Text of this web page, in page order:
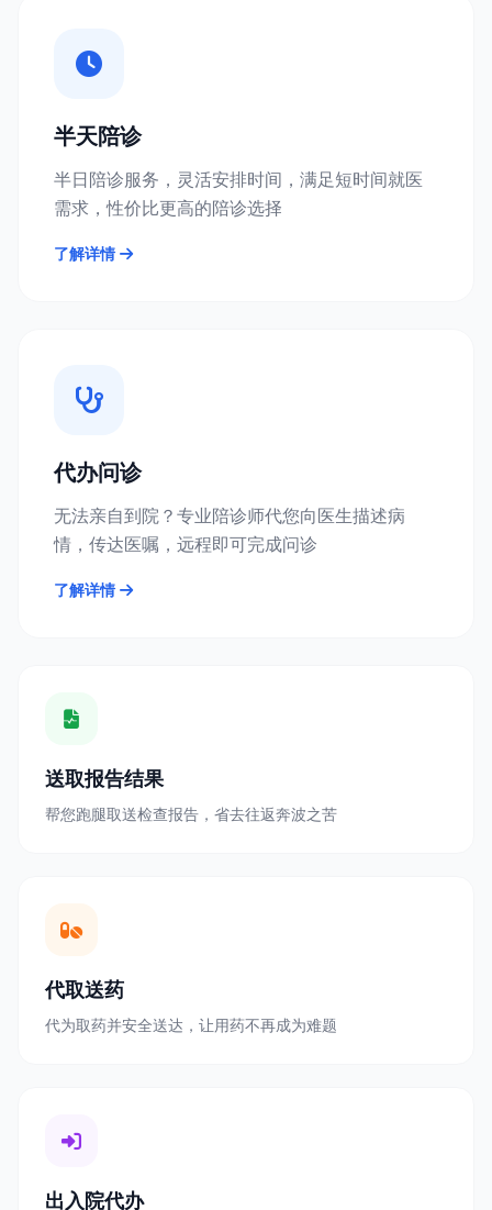
半天陪诊
半日陪诊服务，灵活安排时间，满足短时间就医
需求，性价比更高的陪诊选择
了解详情
代办问诊
无法亲自到院？专业陪诊师代您向医生描述病
情，传达医嘱，远程即可完成问诊
了解详情
送取报告结果
帮您跑腿取送检查报告，省去往返奔波之苦
代取送药
代为取药并安全送达，让用药不再成为难题
出入院代办